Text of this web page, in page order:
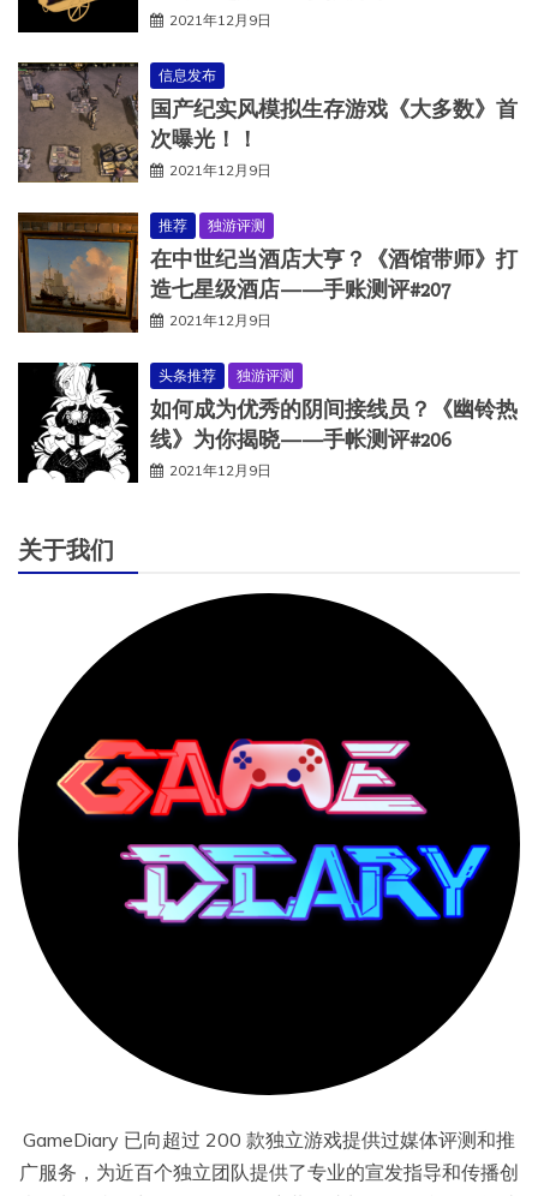
2021年12月9日
信息发布
国产纪实风模拟生存游戏《大多数》首
次曝光！！
2021年12月9日
推荐 独游评测
在中世纪当酒店大亨？《酒馆带师》打
造七星级酒店——手账测评#207
2021年12月9日
头条推荐 独游评测
如何成为优秀的阴间接线员？《幽铃热
线》为你揭晓——手帐测评#206
2021年12月9日
关于我们
GameDiary 已向超过 200 款独立游戏提供过媒体评测和推
广服务，为近百个独立团队提供了专业的宣发指导和传播创